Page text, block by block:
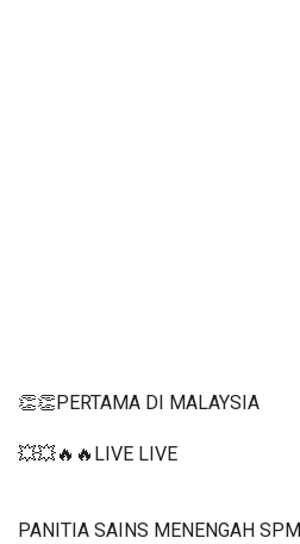
👏👏PERTAMA DI MALAYSIA
💥💥🔥🔥LIVE LIVE
PANITIA SAINS MENENGAH SPM